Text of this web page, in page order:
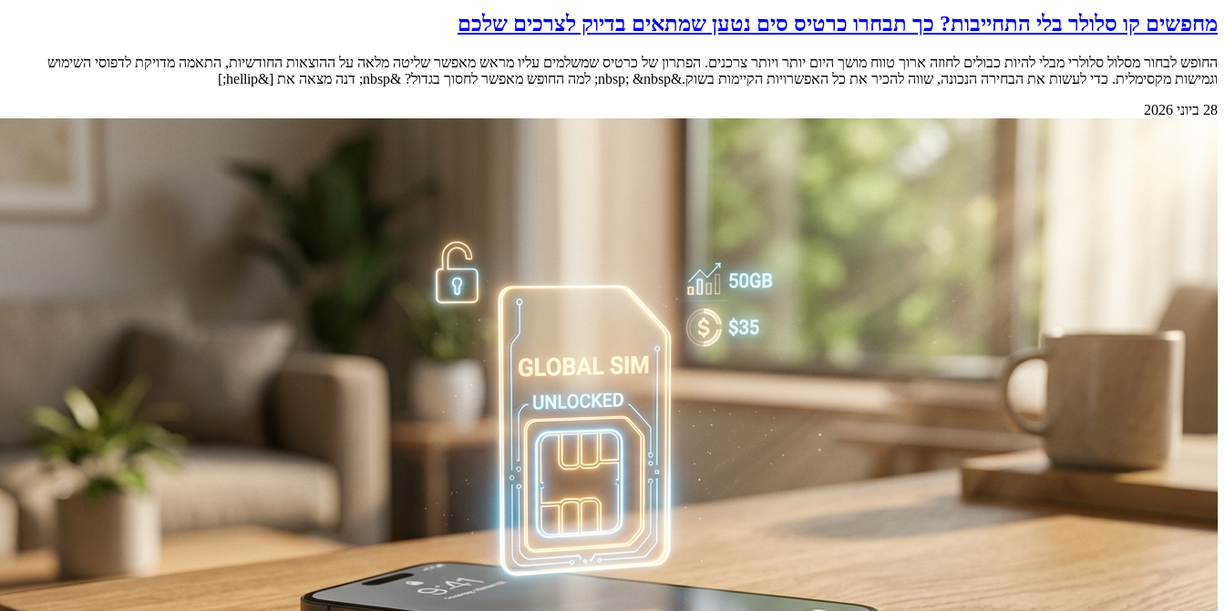
מחפשים קו סלולר בלי התחייבות? כך תבחרו כרטיס סים נטען שמתאים בדיוק לצרכים שלכם
החופש לבחור מסלול סלולרי מבלי להיות כבולים לחוזה ארוך טווח מושך היום יותר ויותר צרכנים. הפתרון של כרטיס שמשלמים עליו מראש מאפשר שליטה מלאה על ההוצאות החודשיות, התאמה מדויקת לדפוסי השימוש
וגמישות מקסימלית. כדי לעשות את הבחירה הנכונה, שווה להכיר את כל האפשרויות הקיימות בשוק.&nbsp; &nbsp; למה החופש מאפשר לחסוך בגדול? &nbsp; דנה מצאה את [&hellip;]
28 ביוני 2026